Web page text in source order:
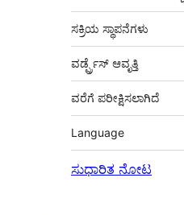
ಸಕ್ರಿಯ ಸ್ಥಾಪನೆಗಳು
ವರ್ಡ್ಪ್ರೆಸ್ ಆವೃತ್ತಿ
ವರೆಗೆ ಪರೀಕ್ಷಿಸಲಾಗಿದೆ
Language
ಸುಧಾರಿತ ನೋಟ